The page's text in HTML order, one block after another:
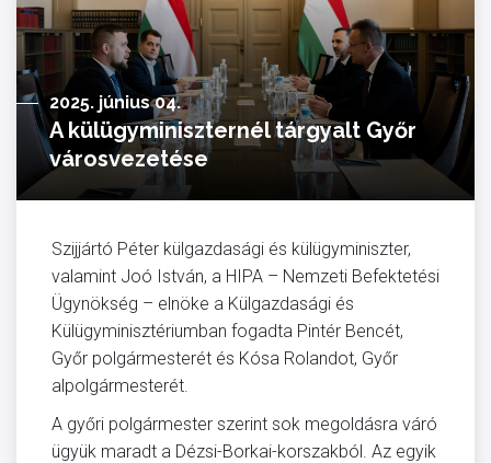
2025. június 04.
A külügyminiszternél tárgyalt Győr
városvezetése
Szijjártó Péter külgazdasági és külügyminiszter,
valamint Joó István, a HIPA – Nemzeti Befektetési
Ügynökség – elnöke a Külgazdasági és
Külügyminisztériumban fogadta Pintér Bencét,
Győr polgármesterét és Kósa Rolandot, Győr
alpolgármesterét.
A győri polgármester szerint sok megoldásra váró
ügyük maradt a Dézsi-Borkai-korszakból. Az egyik